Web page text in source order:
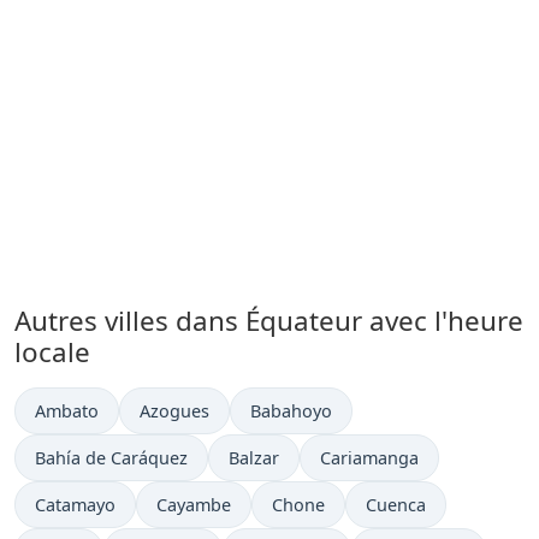
Autres villes dans Équateur avec l'heure
locale
Heure actuelle à
Ambato Heure actuelle à
Azogues Heure actuelle à
Babahoyo
Heure actuelle à
Bahía de Caráquez Heure actuelle à
Balzar Heure actuelle à
Cariamanga
Heure actuelle à
Catamayo Heure actuelle à
Cayambe Heure actuelle à
Chone Heure actuelle à
Cuenca